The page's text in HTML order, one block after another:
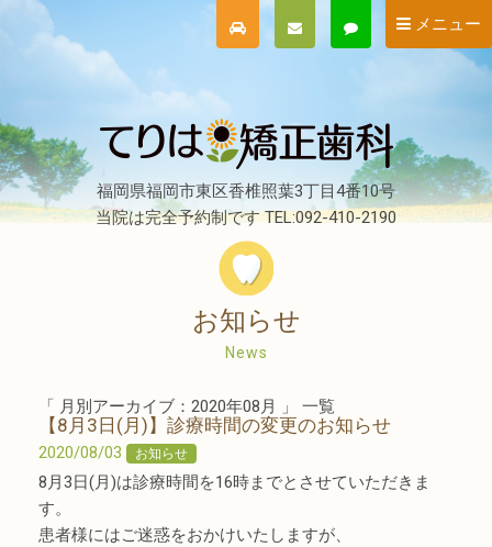
メニュー
福岡県福岡市東区香椎照葉3丁目4番10号
当院は完全予約制です TEL:092-410-2190
お知らせ
News
「 月別アーカイブ：2020年08月 」 一覧
【8月3日(月)】診療時間の変更のお知らせ
2020/08/03 お知らせ
8月3日(月)は診療時間を16時までとさせていただきま
す。
患者様にはご迷惑をおかけいたしますが、